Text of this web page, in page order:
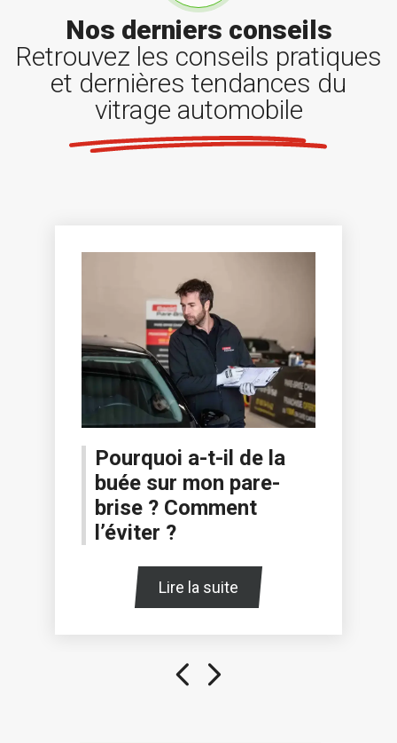
Nos derniers conseils
Retrouvez les conseils pratiques
et dernières tendances du
vitrage automobile
Pourquoi a-t-il de la
buée sur mon pare-
brise ? Comment
l’éviter ?
Lire la suite